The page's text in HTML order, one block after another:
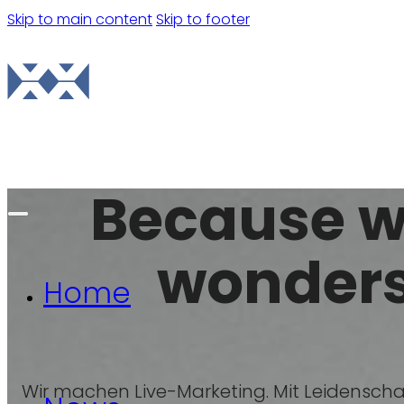
Skip to main contentSkip to footer
Home
Because
Wir machen Live-Marketing. Mit